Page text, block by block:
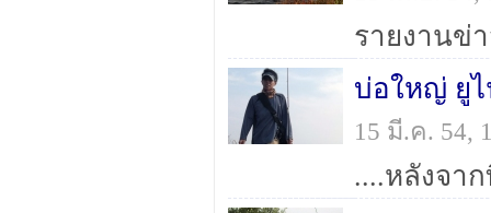
บ่อใหญ่ ยูไ
15 มี.ค. 54,